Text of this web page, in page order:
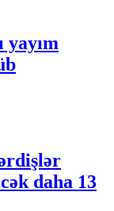
yayım
daha 13